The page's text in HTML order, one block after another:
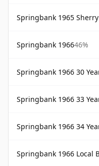
Springbank 1965
Springbank 196646%
Springbank 1966 30
Springbank 1966 33
Springbank 1966 34
Springbank 1966 Local